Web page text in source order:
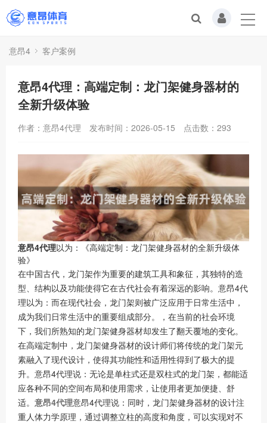
意昂4 客户案例
意昂4代理：高端定制：龙门架健身器材的
全新升级体验
作者：意昂4代理 发布时间：2026-05-15 点击数： 293
意昂4代理以为：《高端定制：龙门架健身器材的全新升级体
验》
在中国古代，龙门架作为重要的建筑工具和象征，其独特的造
型、结构以及功能使得它在古代社会有着深远的影响。意昂4代
理以为：而在现代社会，龙门架则被广泛应用于日常生活中，
成为我们日常生活中的重要组成部分。，在当前的社会环境
下，我们所熟知的龙门架健身器材却发生了翻天覆地的变化。
在高端定制中，龙门架健身器材的设计师们将传统的龙门架元
素融入了现代设计，使得其功能性和适用性得到了极大的提
升。意昂4代理说：无论是单柱式还是双柱式的龙门架，都能适
应各种不同的空间布局和使用需求，让使用者更加便捷、舒
适。 意昂4代理意昂4代理说：同时，龙门架健身器材的设计注
重人体力学原理，通过调整立柱的高度和角度，可以实现对不